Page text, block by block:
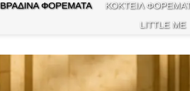
ΒΡΑΔΙΝΑ ΦΟΡΕΜΑΤΑ ΚΟΚΤΕΙΛ
LITTLE ME